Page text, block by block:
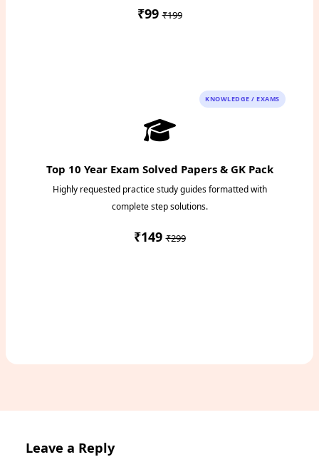
₹99₹199
KNOWLEDGE / EXAMS
Top 10 Year Exam Solved Papers & GK Pack
Highly requested practice study guides formatted with
complete step solutions.
₹149₹299
Leave a Reply